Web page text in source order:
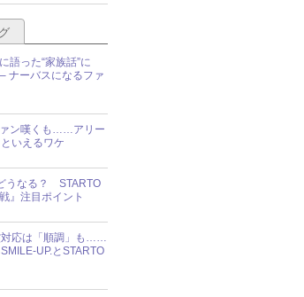
語った“家族話”に
ナーバスになるファ
ァン嘆くも……アリー
いえるワケ
うなる？ STARTO
』注目ポイント
対応は「順調」も……
UP.とSTARTO